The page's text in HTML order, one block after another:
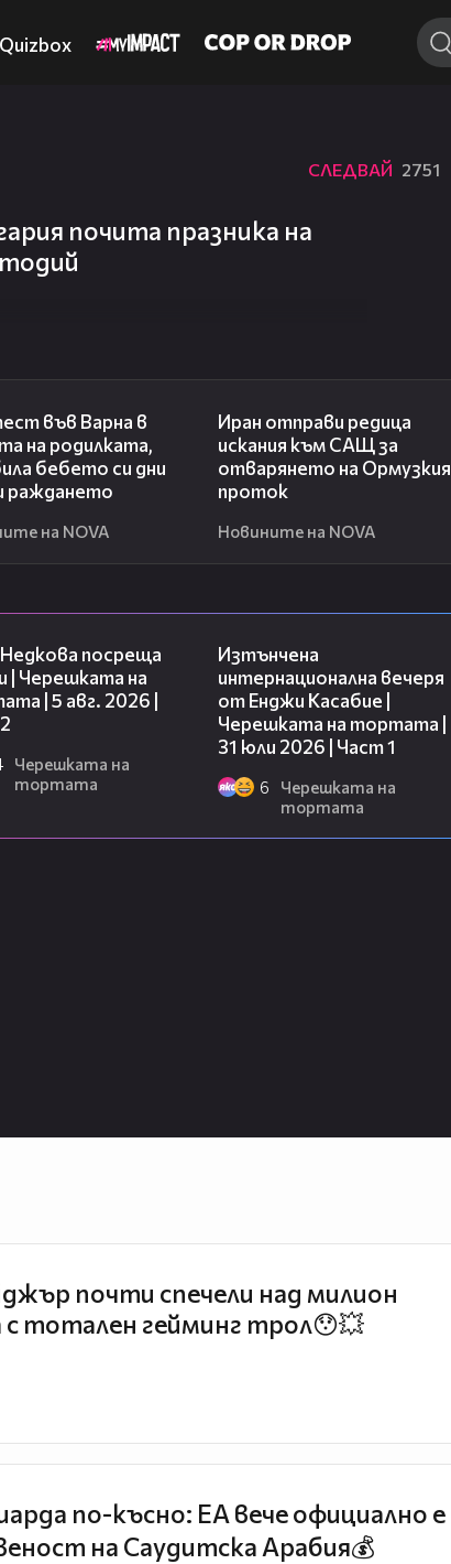
Quizbox
СЛЕДВАЙ 2751
почита празника на
във Варна в
на родилката,
бебето си дни
раждането
на NOVA
Иран отправи редица
искания към САЩ за
отварянето на Ормузкия
проток
Новините на NOVA
посреща
| Черешката на
| 5 авг. 2026 |
Черешката на
тортата
Изтънчена
интернационална вечеря
от Енджи Касабие |
Черешката на тортата |
31 юли 2026 | Част 1
6
Черешката на
тортата
почти спечели над милион
с тотален гейминг трол😯💥
по-късно: EA вече официално е
на Саудитска Арабия💰